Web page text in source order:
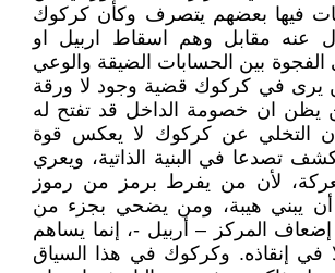
فيها بعضهم يتصرف وكأن كركوك
عنه مقابل وهم اسقاط اربيل او
الفجوة بين الحسابات الضيقة والوعي
يرى في كركوك قضية وجود لا ورقة
يظن ان خصومة الداخل قد تفتح له
ان التخلي عن كركوك لا يعكس قوة
تصدعا في البنية الذاتية، ويعري
لأن من يفرط برمز من رموز
أن يبني هيبة، ومن يضحي بجزء من
المركز – أربيل -، إنما يساهم
في إنقاذه. وكركوك في هذا السياق